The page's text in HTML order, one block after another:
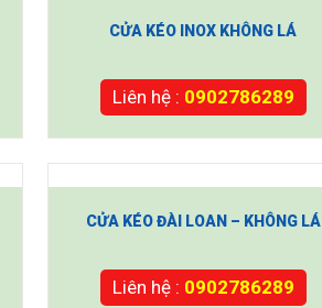
CỬA KÉO INOX KHÔNG LÁ
Liên hệ : 0902786289
CỬA KÉO ĐÀI LOAN – KHÔNG LÁ
Liên hệ : 0902786289